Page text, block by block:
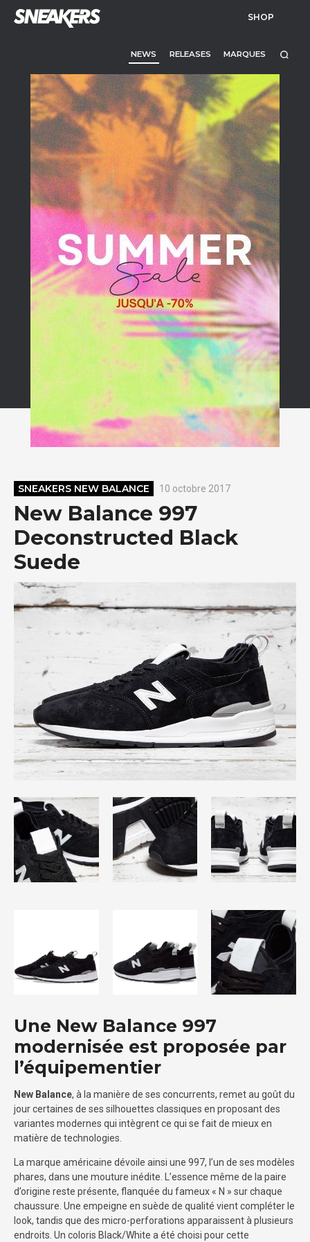
SHOP
NEWS RELEASES MARQUES
SNEAKERS NEW BALANCE 10 octobre 2017
New Balance 997
Deconstructed Black
Suede
Une New Balance 997
modernisée est proposée par
l’équipementier
New Balance, à la manière de ses concurrents, remet au goût du
jour certaines de ses silhouettes classiques en proposant des
variantes modernes qui intègrent ce qui se fait de mieux en
matière de technologies.
La marque américaine dévoile ainsi une 997, l’un de ses modèles
phares, dans une mouture inédite. L’essence même de la paire
d’origine reste présente, flanquée du fameux « N » sur chaque
chaussure. Une empeigne en suède de qualité vient compléter le
look, tandis que des micro-perforations apparaissent à plusieurs
endroits. Un coloris Black/White a été choisi pour cette